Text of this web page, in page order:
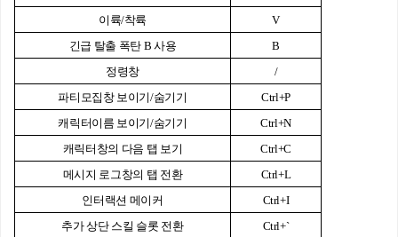
이륙/착륙
V
긴급 탈출 폭탄 B 사용
B
정령창
/
파티모집창 보이기/숨기기
Ctrl+P
캐릭터이름 보이기/숨기기
Ctrl+N
캐릭터창의 다음 탭 보기
Ctrl+C
메시지 로그창의 탭 전환
Ctrl+L
인터랙션 메이커
Ctrl+I
추가 상단 스킬 슬롯 전환
Ctrl+`